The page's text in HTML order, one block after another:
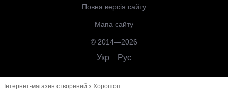
Повна версія сайту
Мапа сайту
© 2014—2026
Укр Рус
Інтернет-магазин створений з Хорошоп